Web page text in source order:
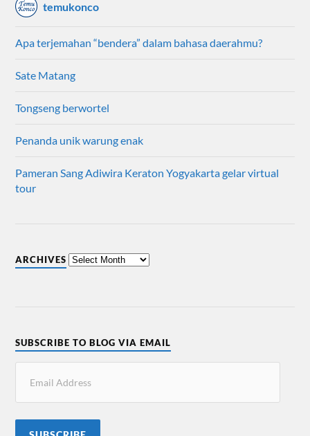
temukonco
Apa terjemahan “bendera” dalam bahasa daerahmu?
Sate Matang
Tongseng berwortel
Penanda unik warung enak
Pameran Sang Adiwira Keraton Yogyakarta gelar virtual
tour
ARCHIVES
SUBSCRIBE TO BLOG VIA EMAIL